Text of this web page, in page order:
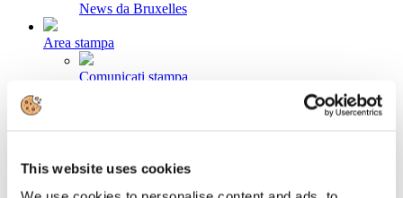
This website uses cookies
News da Bruxelles
Area stampa
Comunicati stampa
Articoli e Interviste